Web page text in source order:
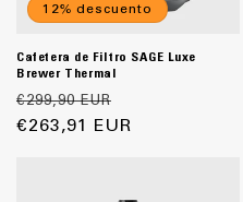
12% descuento
Cafetera de Filtro SAGE Luxe
Brewer Thermal
Precio
habitual
€299,90 EUR
de
€263,91 EUR